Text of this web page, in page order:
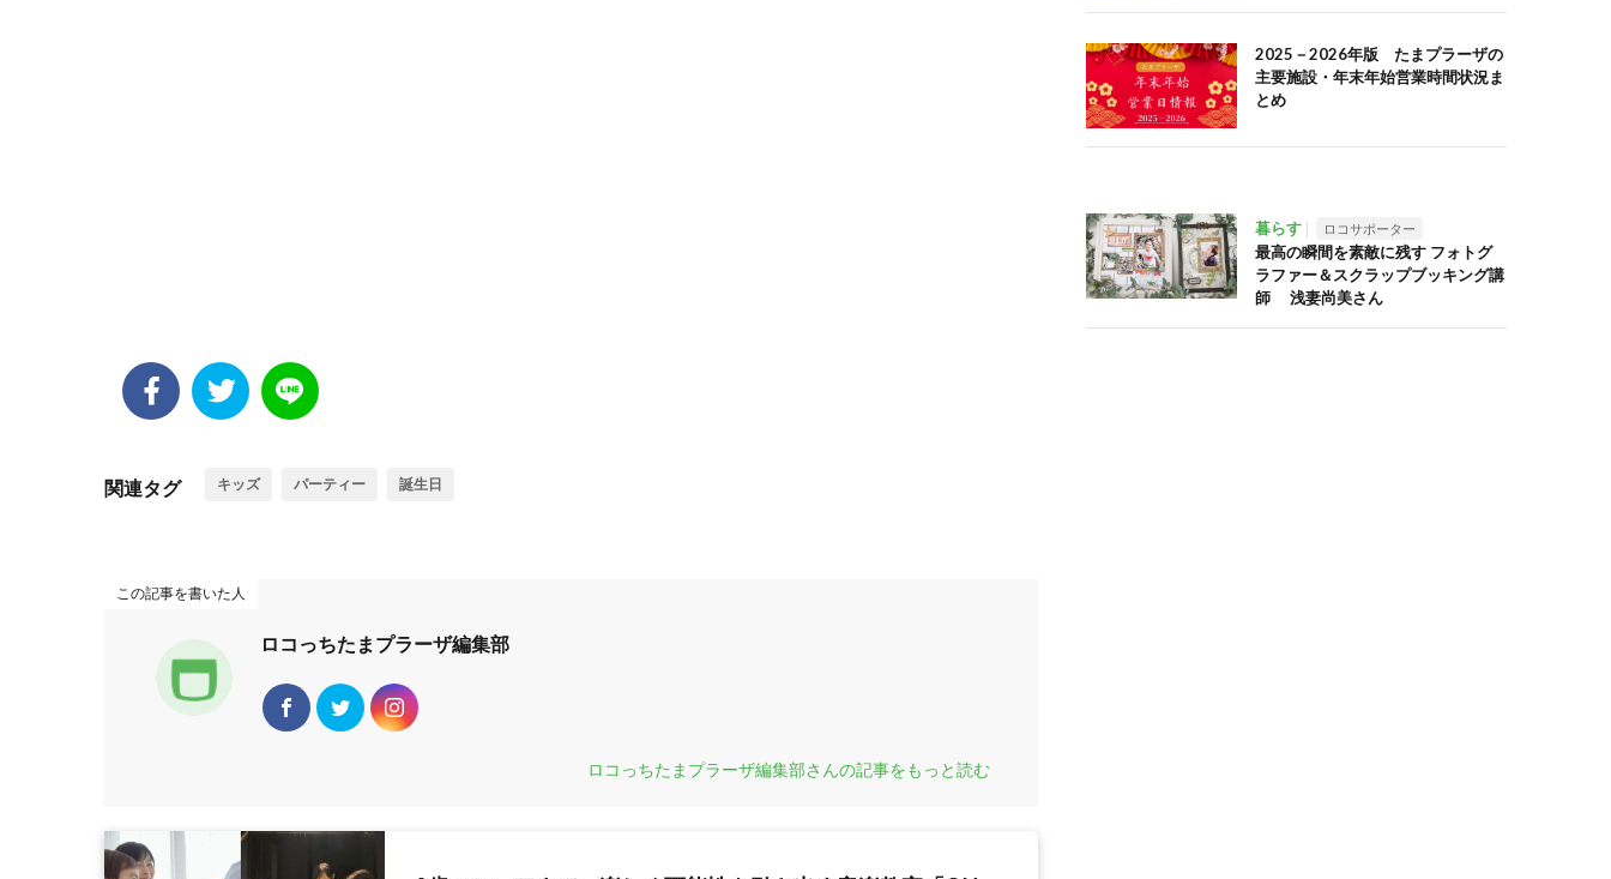
関連タグ キッズ パーティー 誕生日
この記事を書いた人
ロコっちたまプラーザ編集部
ロコっちたまプラーザ編集部さんの記事をもっと読む
2025－2026年版 たまプラーザの
主要施設・年末年始営業時間状況ま
とめ
暮らす ロコサポーター
最高の瞬間を素敵に残す フォトグ
ラファー＆スクラップブッキング講
師 浅妻尚美さん